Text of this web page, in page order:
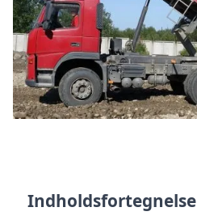
Indholdsfortegnelse